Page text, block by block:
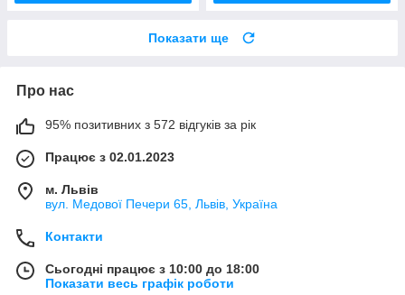
Показати ще
Про нас
95% позитивних з 572 відгуків за рік
Працює з 02.01.2023
м. Львів
вул. Медової Печери 65, Львів, Україна
Контакти
Сьогодні працює з 10:00 до 18:00
Показати весь графік роботи